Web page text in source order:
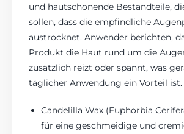
und hautschonende Bestandteile,
sollen, dass die empfindliche
austrocknet. Anwender berichten,
Produkt die Haut rund um die
zusätzlich reizt oder spannt, was
täglicher Anwendung ein Vorteil ist.
Candelilla Wax (Euphorbia
für eine geschmeidige und